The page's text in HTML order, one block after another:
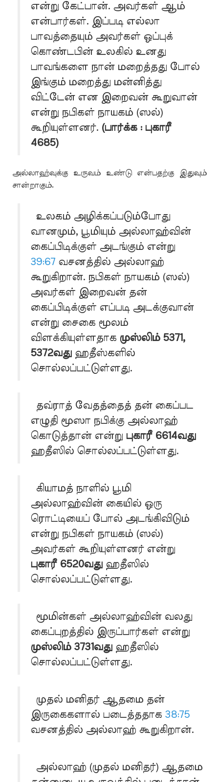
என்று கேட்பான். அவர்கள் ஆம்
என்பார்கள். இப்படி எல்லா
பாவத்தையும் அவர்கள் ஒப்புக்
கொண்டபின் உலகில் உனது
பாவங்களை நான் மறைத்தது போல்
இங்கும் மறைத்து மன்னித்து
விட்டேன் என இறைவன் கூறுவான்
என்று நபிகள் நாயகம் (ஸல்)
கூறியுள்ளனர்.(பார்க்க : புகாரீ
4685)
அல்லாஹ்வுக்கு உருவம் உண்டு என்பதற்கு இதுவும்
சான்றாகும்.
உலகம் அழிக்கப்படும்போது
வானமும், பூமியும் அல்லாஹ்வின்
கைப்பிடிக்குள் அடங்கும் என்று
39:67வசனத்தில் அல்லாஹ்
கூறுகிறான். நபிகள் நாயகம் (ஸல்)
அவர்கள் இறைவன் தன்
கைப்பிடிக்குள் எப்படி அடக்குவான்
என்று சைகை மூலம்
விளக்கியுள்ளதாக முஸ்லிம் 5371,
5372வதுஹதீஸ்களில்
சொல்லப்பட்டுள்ளது.
தவ்ராத் வேதத்தைத் தன் கைப்பட
எழுதி மூஸா நபிக்கு அல்லாஹ்
கொடுத்தான் என்று புகாரீ 6614வது
ஹதீஸில் சொல்லப்பட்டுள்ளது.
கியாமத் நாளில் பூமி
அல்லாஹ்வின் கையில் ஒரு
ரொட்டியைப் போல் அடங்கிவிடும்
என்று நபிகள் நாயகம் (ஸல்)
அவர்கள் கூறியுள்ளனர் என்று
புகாரீ 6520வதுஹதீஸில்
சொல்லப்பட்டுள்ளது.
மூமின்கள் அல்லாஹ்வின் வலது
கைப்புறத்தில் இருப்பார்கள் என்று
முஸ்லிம் 3731வதுஹதீஸில்
சொல்லப்பட்டுள்ளது.
முதல் மனிதர் ஆதமை தன்
இருகைகளால் படைத்ததாக 38:75
வசனத்தில் அல்லாஹ் கூறுகிறான்.
அல்லாஹ் (முதல் மனிதர்) ஆதமை